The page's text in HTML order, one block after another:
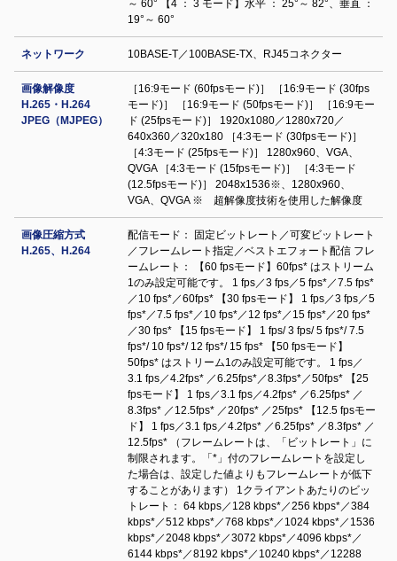
～ 60° 【4 ： 3 モード】水平 ： 25°～ 82°、垂直 ：
19°～ 60°
ネットワーク 10BASE-T／100BASE-TX、RJ45コネクター
画像解像度
H.265・H.264
JPEG（MJPEG）
［16:9モード (60fpsモード)］ ［16:9モード (30fps
モード)］ ［16:9モード (50fpsモード)］ ［16:9モー
ド (25fpsモード)］ 1920x1080／1280x720／
640x360／320x180 ［4:3モード (30fpsモード)］
［4:3モード (25fpsモード)］ 1280x960、VGA、
QVGA ［4:3モード (15fpsモード)］ ［4:3モード
(12.5fpsモード)］ 2048x1536※、1280x960、
VGA、QVGA ※ 超解像度技術を使用した解像度
画像圧縮方式
H.265、H.264
配信モード： 固定ビットレート／可変ビットレート
／フレームレート指定／ベストエフォート配信 フレ
ームレート： 【60 fpsモード】60fps* はストリーム
1のみ設定可能です。 1 fps／3 fps／5 fps*／7.5 fps*
／10 fps*／60fps* 【30 fpsモード】 1 fps／3 fps／5
fps*／7.5 fps*／10 fps*／12 fps*／15 fps*／20 fps*
／30 fps* 【15 fpsモード】 1 fps/ 3 fps/ 5 fps*/ 7.5
fps*/ 10 fps*/ 12 fps*/ 15 fps* 【50 fpsモード】
50fps* はストリーム1のみ設定可能です。 1 fps／
3.1 fps／4.2fps* ／6.25fps*／8.3fps*／50fps* 【25
fpsモード】 1 fps／3.1 fps／4.2fps* ／6.25fps* ／
8.3fps* ／12.5fps* ／20fps* ／25fps* 【12.5 fpsモー
ド】 1 fps／3.1 fps／4.2fps* ／6.25fps* ／8.3fps* ／
12.5fps* （フレームレートは、「ビットレート」に
制限されます。「*」付のフレームレートを設定し
た場合は、設定した値よりもフレームレートが低下
することがあります） 1クライアントあたりのビッ
トレート： 64 kbps／128 kbps*／256 kbps*／384
kbps*／512 kbps*／768 kbps*／1024 kbps*／1536
kbps*／2048 kbps*／3072 kbps*／4096 kbps*／
6144 kbps*／8192 kbps*／10240 kbps*／12288